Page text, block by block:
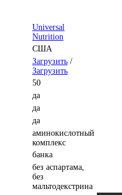
Universal
Nutrition
США
Загрузить /
Загрузить
50
да
да
да
аминокислотный
комплекс
банка
без аспартама,
без
мальтодекстрина